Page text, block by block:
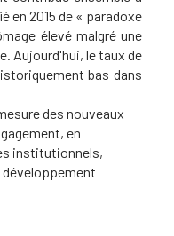
en 2015 de « paradoxe
élevé malgré une
Aujourd'hui, le taux de
bas dans
des nouveaux
en
institutionnels,